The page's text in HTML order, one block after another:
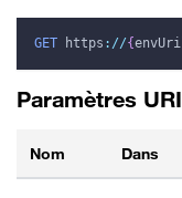
GET https : //{envUri
Paramètres URI
Nom Dans